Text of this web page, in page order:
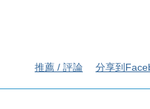
推薦 / 評論 分享到